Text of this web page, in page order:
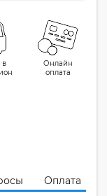
в
Онлайн
оплата
Оплата